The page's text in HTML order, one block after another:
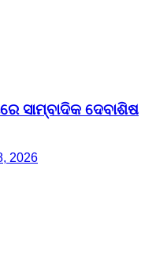
ସାମ୍ବାଦିକ ଦେବାଶିଷ
2026